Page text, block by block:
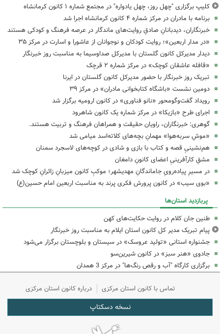
کلیپ برگزاری "چهل روز، چهل یادواره" در مجتمع شماره ۱ کانون کرمانشاه
برنامه با مادران در مرکز شماره ۴ کانون کرمانشاه اجرا شد
خبرنگاران، دیدبانانِ صادقِ روایت‌های ماندگار در عرصه فرهنگ و کودکی هستند
«در مدار اربعین»؛ روایت کودکان و نوجوانان از عاشورا و اسارت در مرکز ۳۵
دیدار مدیرکل کانون گلستان با مدیرکل صداوسیما به مناسبت روز خبرنگار
«قافله عاشقان کوچک» در مرکز شماره ۲ قرچک
تبریک روز خبرنگار با حضور مدیرکل کانون گلستان در ایرنا
دومین نشست «باشگاه کتابخوانی مادران» در مرکز ۳۹
رویداد گفت‌وگومحور «نانو فناوری» در کانون ارومیه برگزار شد
اجرای طرح «بازیکا» در مرکز شماره یک کانون شاهرود
گوهری: خبرنگاران، راویان حقیقت و همراهان فرهنگ و تربیت هستند.
«موشِ سربه‌هوا» مهمانِ بچه‌های کلاته‌اسد میامی شد
هم‌نشینیِ قصه و کتاب با بازی و شادی در کوچه‌های لاسجرد سمنان
مشقِ کارآفرینیِ اعضای کانونِ دامغان
در مسیرِ پیاده‌رویِ جاماندگانِ مهدیشهر؛ موکبِ کانون میزبانِ زائرانِ کوچک شد
«بوی سیب» در کانون پرورش فکری پرند به مناسبت اربعین امام حسین(ع)
پربازدید استان‌ها
طنین جان کلام در روایت حکایت‌های کهن
پیام تبریک مدیر کل کانون استان ایلام به مناسبت روز خبرنگار
جشنواره استانی «تولید عروسک» در سیستان و بلوچستان برگزار می‌شود
جادوی «هنر سبز» در کانون شیرین‌سو
برگزاری کارگاه "آب و رقص رنگ‌ها" در مرکز 3 همدان
تماس با کانون استان مرکزی درباره کانون استان مرکزی
نسخه دسکتاپ